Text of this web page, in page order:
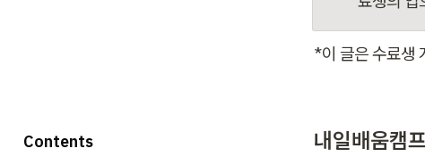
*이 글은 수료생
내일배움캠
Contents